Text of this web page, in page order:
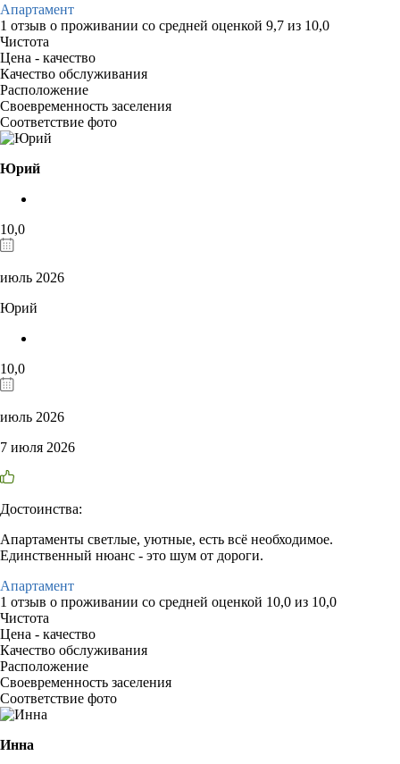
Апартамент
1 отзыв о проживании со средней оценкой 9,7 из 10,0
Чистота
Цена - качество
Качество обслуживания
Расположение
Своевременность заселения
Соответствие фото
Юрий
10,0
июль 2026
Юрий
10,0
июль 2026
7 июля 2026
Достоинства:
Апартаменты светлые, уютные, есть всё необходимое.
Единственный нюанс - это шум от дороги.
Апартамент
1 отзыв о проживании со средней оценкой 10,0 из 10,0
Чистота
Цена - качество
Качество обслуживания
Расположение
Своевременность заселения
Соответствие фото
Инна